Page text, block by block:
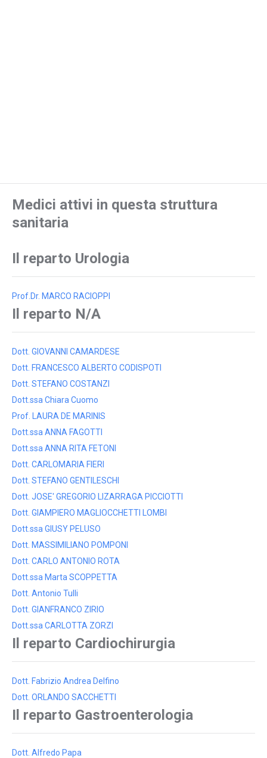
Medici attivi in questa struttura
sanitaria
Il reparto Urologia
Prof.Dr. MARCO RACIOPPI
Il reparto N/A
Dott. GIOVANNI CAMARDESE
Dott. FRANCESCO ALBERTO CODISPOTI
Dott. STEFANO COSTANZI
Dott.ssa Chiara Cuomo
Prof. LAURA DE MARINIS
Dott.ssa ANNA FAGOTTI
Dott.ssa ANNA RITA FETONI
Dott. CARLOMARIA FIERI
Dott. STEFANO GENTILESCHI
Dott. JOSE' GREGORIO LIZARRAGA PICCIOTTI
Dott. GIAMPIERO MAGLIOCCHETTI LOMBI
Dott.ssa GIUSY PELUSO
Dott. MASSIMILIANO POMPONI
Dott. CARLO ANTONIO ROTA
Dott.ssa Marta SCOPPETTA
Dott. Antonio Tulli
Dott. GIANFRANCO ZIRIO
Dott.ssa CARLOTTA ZORZI
Il reparto Cardiochirurgia
Dott. Fabrizio Andrea Delfino
Dott. ORLANDO SACCHETTI
Il reparto Gastroenterologia
Dott. Alfredo Papa